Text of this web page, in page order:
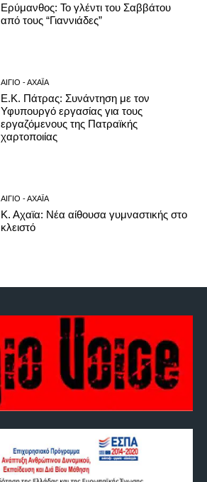
Ερύμανθος: Το γλέντι του Σαββάτου
από τους “Γιαννιάδες”
ΑΊΓΙΟ - ΑΧΑΪ́Α
Ε.Κ. Πάτρας: Συνάντηση με τον
Υφυπουργό εργασίας για τους
εργαζόμενους της Πατραϊκής
χαρτοποιίας
ΑΊΓΙΟ - ΑΧΑΪ́Α
Κ. Αχαϊα: Νέα αίθουσα γυμναστικής στο
κλειστό